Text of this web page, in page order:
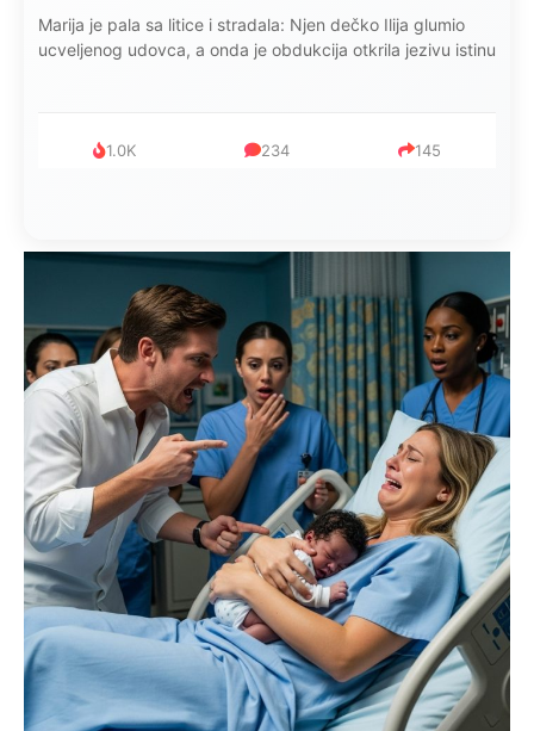
Marija je pala sa litice i stradala: Njen dečko Ilija glumio
ucveljenog udovca, a onda je obdukcija otkrila jezivu istinu
1.0K 234 145